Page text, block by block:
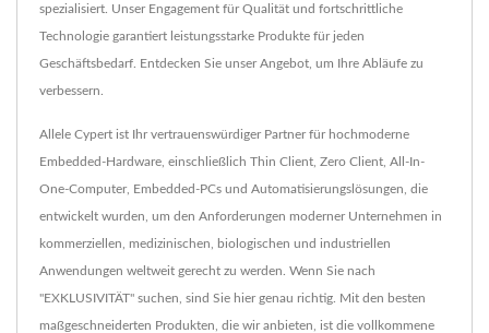
spezialisiert. Unser Engagement für Qualität und fortschrittliche
Technologie garantiert leistungsstarke Produkte für jeden
Geschäftsbedarf. Entdecken Sie unser Angebot, um Ihre Abläufe zu
verbessern.
Allele Cypert ist Ihr vertrauenswürdiger Partner für hochmoderne
Embedded-Hardware, einschließlich Thin Client, Zero Client, All-In-
One-Computer, Embedded-PCs und Automatisierungslösungen, die
entwickelt wurden, um den Anforderungen moderner Unternehmen in
kommerziellen, medizinischen, biologischen und industriellen
Anwendungen weltweit gerecht zu werden. Wenn Sie nach
"EXKLUSIVITÄT" suchen, sind Sie hier genau richtig. Mit den besten
maßgeschneiderten Produkten, die wir anbieten, ist die vollkommene